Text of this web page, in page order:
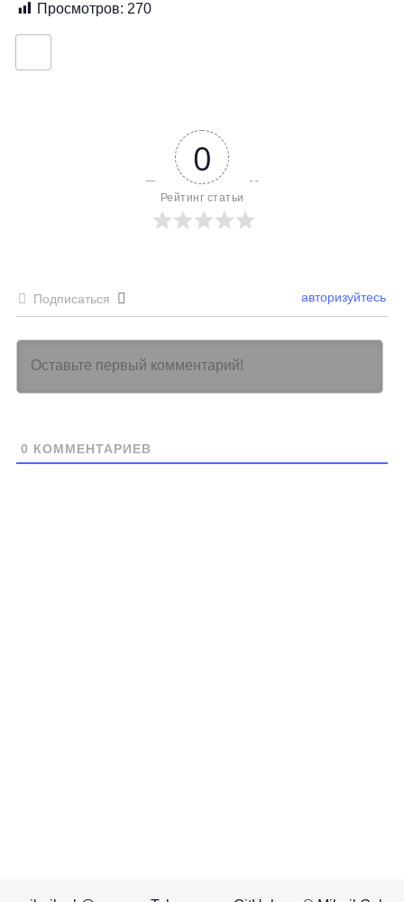
Просмотров: 270
0
Рейтинг статьи
Подписаться авторизуйтесь
0 КОММЕНТАРИЕВ